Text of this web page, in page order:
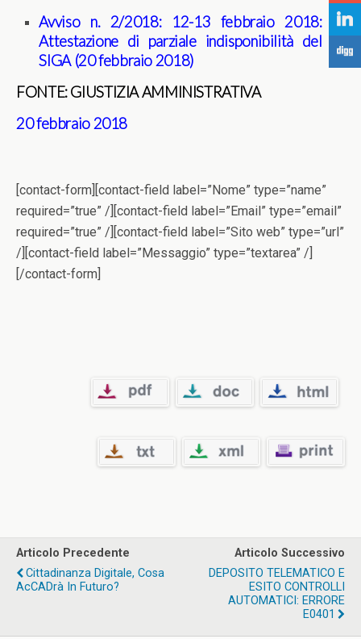
Avviso n. 2/2018: 12-13 febbraio 2018:
Attestazione di parziale indisponibilità del
SIGA (20 febbraio 2018)
FONTE: GIUSTIZIA AMMINISTRATIVA
20 febbraio 2018
[contact-form][contact-field label=”Nome” type=”name”
required=”true” /][contact-field label=”Email” type=”email”
required=”true” /][contact-field label=”Sito web” type=”url”
/][contact-field label=”Messaggio” type=”textarea” /]
[/contact-form]
Articolo Precedente
Cittadinanza Digitale, Cosa
AcCADrà In Futuro?
Articolo Successivo
DEPOSITO TELEMATICO E
ESITO CONTROLLI
AUTOMATICI: ERRORE
E0401
j
F